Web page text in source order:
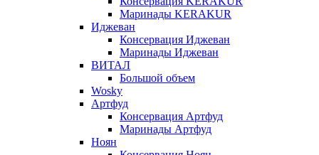
Маринады KERAKUR
Иджеван
Консервация Иджеван
Маринады Иджеван
ВИТАЛ
Большой объем
Wosky
Артфуд
Консервация Артфуд
Маринады Артфуд
Ноян